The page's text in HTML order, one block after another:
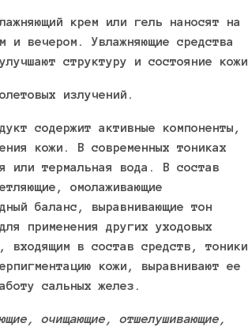
крем или гель наносят на
и вечером. Увлажняющие средства
структуру и состояние кожи
излучений.
содержит активные компоненты,
кожи. В современных тониках
или термальная вода. В состав
омолаживающие
баланс, выравнивающие тон
применения других уходовых
входящим в состав средств, тоники
кожи, выравнивают ее
сальных желез.
очищающие, отшелушивающие,